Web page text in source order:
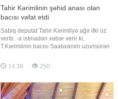
Tahir Kərimlinin şəhid anası olan
bacısı vəfat etdi
Sabiq deputat Tahir Kərimliyə ağır itki üz
verib. -a istinadən xəbər verir ki,
T.Kərimlinin bacısı Saabxanım uzunsürən
gün Şamaxı şəhər qəbiristanlığında dəfn
olunacaq. Qeyd edək ki, mərhum həm də
Seyidov 1989-cu ildə Bakı Dövlə
14:38 250